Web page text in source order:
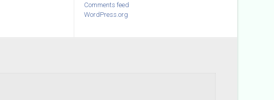
Comments feed
WordPress.org